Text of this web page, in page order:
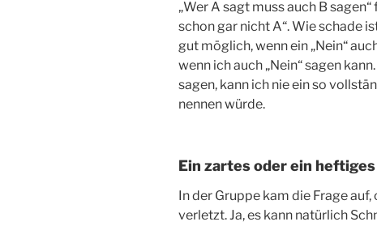
„Wer A sagt muss auch B
schon gar nicht A“. Wie schade
gut möglich, wenn ein „Nein“
wenn ich auch „Nein“ sagen
sagen, kann ich nie ein so
nennen würde.
Ein zartes oder ein heftiges
In der Gruppe kam die Frage
verletzt. Ja, es kann natürlich